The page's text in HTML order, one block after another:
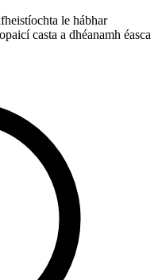
le hábhar
casta a dhéanamh éasca